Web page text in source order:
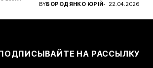
BYБОРОДЯНКО ЮРІЙ 22.04.2026
НА РАССЫЛКУ